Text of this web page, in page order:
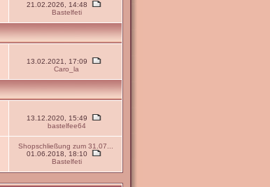
21.02.2026, 14:48
Bastelfeti
13.02.2021, 17:09
Caro_la
13.12.2020, 15:49
bastelfee64
Shopschließung zum 31.07...
01.06.2018, 18:10
Bastelfeti